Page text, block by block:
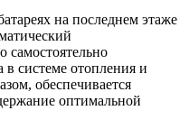
на последнем этаже
самостоятельно
в системе отопления и
обеспечивается
оптимальной